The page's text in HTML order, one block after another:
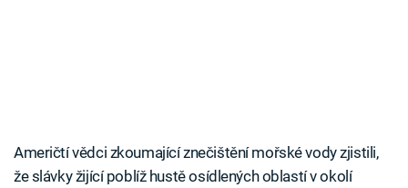
Američtí vědci zkoumající znečištění mořské vody zjistili,
že slávky žijící poblíž hustě osídlených oblastí v okolí